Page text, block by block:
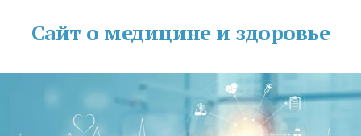
Сайт о медицине и здоровье